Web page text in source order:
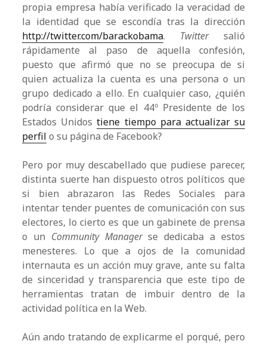
propia empresa había verificado la veracidad de
la identidad que se escondía tras la dirección
http://twitter.com/barackobama. Twittersalió
rápidamente al paso de aquella confesión,
puesto que afirmó que no se preocupa de si
quien actualiza la cuenta es una persona o un
grupo dedicado a ello. En cualquier caso, ¿quién
podría considerar que el 44º Presidente de los
Estados Unidostiene tiempo para actualizar su
perfil o su página de Facebook?
Pero por muy descabellado que pudiese parecer,
distinta suerte han dispuesto otros políticos que
si bien abrazaron las Redes Sociales para
intentar tender puentes de comunicación con sus
electores, lo cierto es que un gabinete de prensa
o un Community Managerse dedicaba a estos
menesteres. Lo que a ojos de la comunidad
internauta es un acción muy grave, ante su falta
de sinceridad y transparencia que este tipo de
herramientas tratan de imbuir dentro de la
actividad política en la Web.
Aún ando tratando de explicarme el porqué, pero